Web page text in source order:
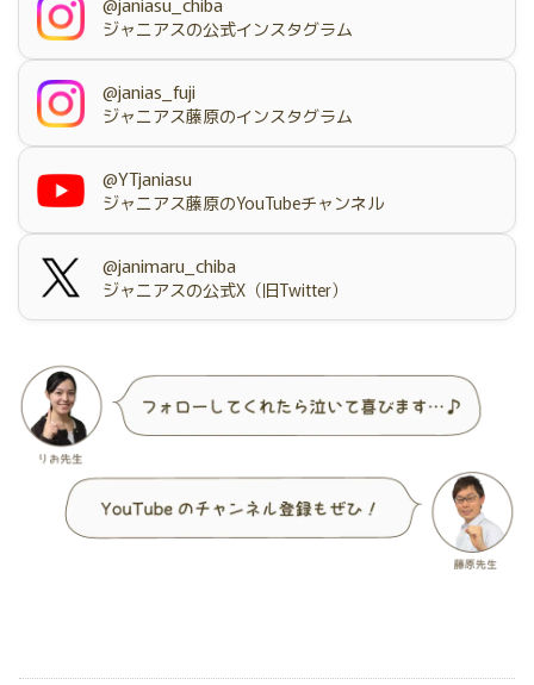
ジャニアスの公式インスタグラム
@janias_fuji
ジャニアス藤原のインスタグラム
@YTjaniasu
ジャニアス藤原のYouTubeチャンネル
@janimaru_chiba
ジャニアスの公式X（旧Twitter）